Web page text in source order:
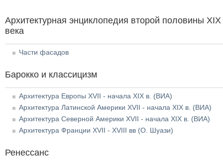
Архитектурная энциклопедия второй половины XIX
века
Части фасадов
Барокко и классицизм
Архитектура Европы XVII - начала XIX в. (ВИА)
Архитектура Латинской Америки XVII - начала XIX в. (ВИА)
Архитектура Северной Америки XVII - начала XIX в. (ВИА)
Архитектура Франции XVII - XVIII вв (О. Шуази)
Ренессанс